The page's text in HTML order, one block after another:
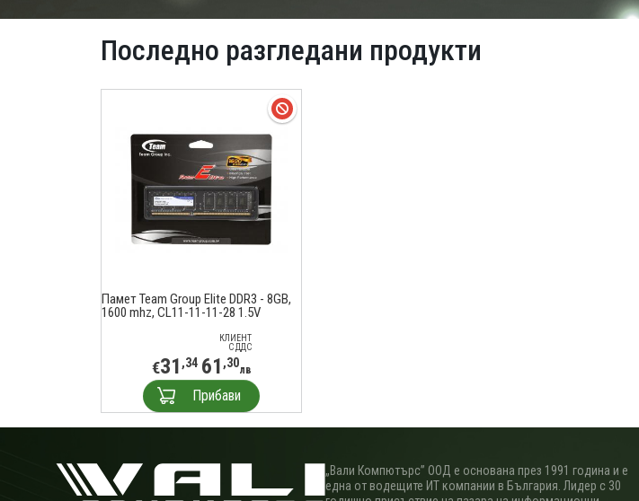
Последно разгледани продукти
Памет Team Group Elite DDR3 - 8GB,
1600 mhz, CL11-11-11-28 1.5V
КЛИЕНТ
С ДДС
€31 ,34 61 ,30лв
Прибави
„Вали Компютърс” ООД е основана през 1991 година и е
една от водещите ИТ компании в България. Лидер с 30